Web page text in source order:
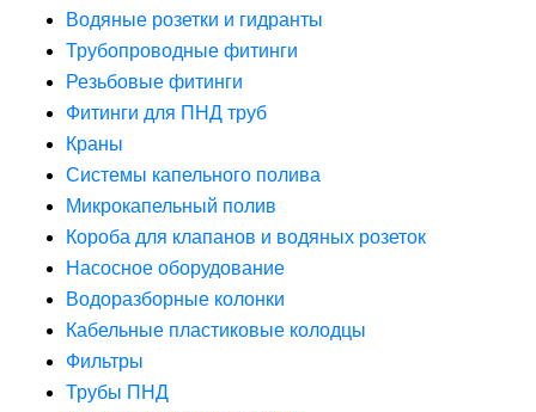
Водяные розетки и гидранты
Трубопроводные фитинги
Резьбовые фитинги
Фитинги для ПНД труб
Краны
Системы капельного полива
Микрокапельный полив
Короба для клапанов и водяных розеток
Насосное оборудование
Водоразборные колонки
Кабельные пластиковые колодцы
Фильтры
Трубы ПНД